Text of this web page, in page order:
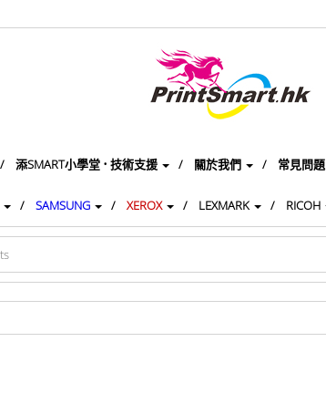
添SMART小學堂 • 技術支援 關於我們 常見問題
SAMSUNG XEROX LEXMARK RICOH